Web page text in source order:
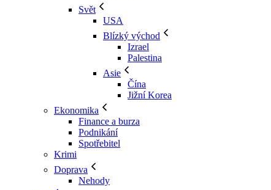
Svět
USA
Blízký východ
Izrael
Palestina
Asie
Čína
Jižní Korea
Ekonomika
Finance a burza
Podnikání
Spotřebitel
Krimi
Doprava
Nehody